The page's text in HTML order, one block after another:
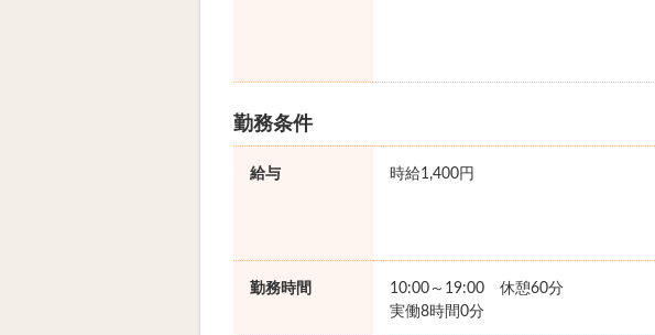
勤務条件
給与 時給1,400円
勤務時間
10:00～19:00 休憩60分
実働8時間0分